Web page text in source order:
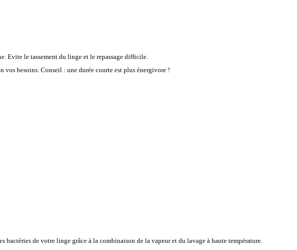
Evite le tassement du linge et le repassage difficile.
vos besoins. Conseil : une durée courte est plus énergivore !
de votre linge grâce à la combinaison de la vapeur et du lavage à haute température.